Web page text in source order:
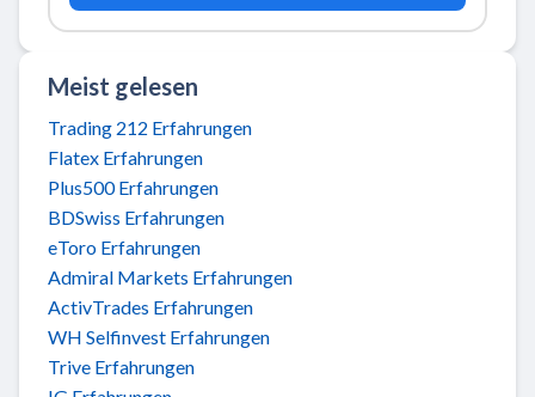
Meist gelesen
Trading 212 Erfahrungen
Flatex Erfahrungen
Plus500 Erfahrungen
BDSwiss Erfahrungen
eToro Erfahrungen
Admiral Markets Erfahrungen
ActivTrades Erfahrungen
WH Selfinvest Erfahrungen
Trive Erfahrungen